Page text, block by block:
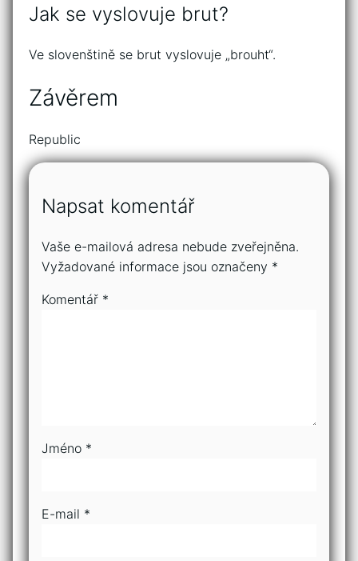
Jak se vyslovuje brut?
Ve slovenštině se brut vyslovuje „brouht“.
Závěrem
Republic
Napsat komentář
Vaše e-mailová adresa nebude zveřejněna.
Vyžadované informace jsou označeny *
Komentář *
Jméno *
E-mail *